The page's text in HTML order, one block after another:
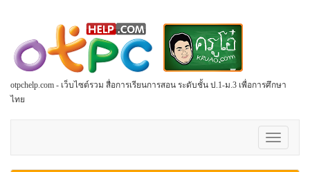
otpchelp.com - เว็บไซต์รวม สื่อการเรียนการสอน ระดับชั้น ป.1-ม.3 เพื่อการศึกษา
ไทย
Toggle